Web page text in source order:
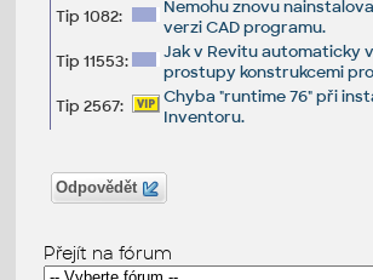
Tip 1082:
Nemohu znovu
verzi CAD programu.
Tip 11553:
Jak v Revitu automaticky
prostupy konstrukcemi
Tip 2567:
Chyba "runtime 76" při
Inventoru.
Odpovědět
Přejít na fórum